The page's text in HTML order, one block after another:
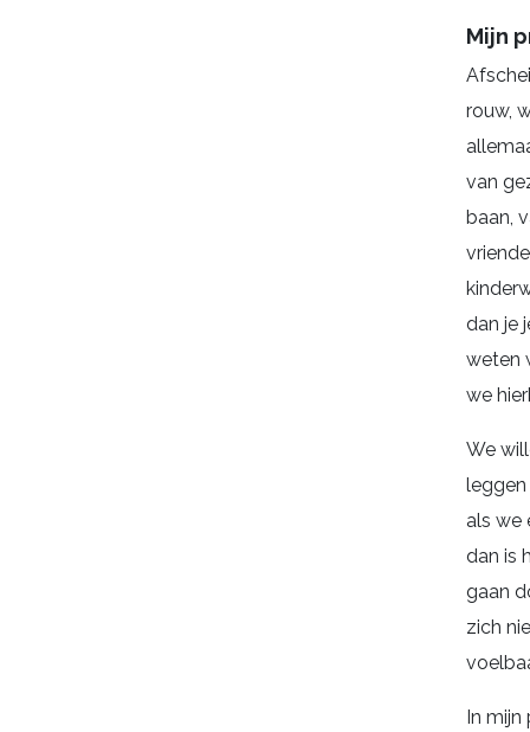
Mijn
rouw,
van
baan,
dan je
weten
we
We
leggen
als we
dan is
gaan
zich
In